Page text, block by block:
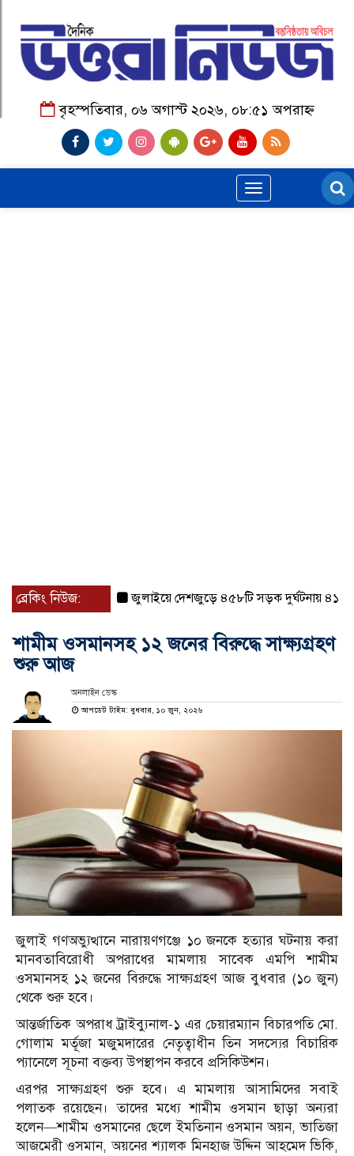
বৃহস্পতিবার, ০৬ অগাস্ট ২০২৬, ০৮:৫১ অপরাহ্ন
Toggle
navigation
ব্রেকিং নিউজ: জুলাইয়ে দেশজুড়ে ৪৫৮টি সড়ক দুর্ঘটনায় ৪১৬ জন
শামীম ওসমানসহ ১২ জনের বিরুদ্ধে সাক্ষ্যগ্রহণ
শুরু আজ
অনলাইন ডেস্ক
আপডেট টাইম: বুধবার, ১০ জুন, ২০২৬
জুলাই গণঅভ্যুত্থানে নারায়ণগঞ্জে ১০ জনকে হত্যার ঘটনায় করা
মানবতাবিরোধী অপরাধের মামলায় সাবেক এমপি শামীম
ওসমানসহ ১২ জনের বিরুদ্ধে সাক্ষ্যগ্রহণ আজ বুধবার (১০ জুন)
থেকে শুরু হবে।
আন্তর্জাতিক অপরাধ ট্রাইব্যুনাল-১ এর চেয়ারম্যান বিচারপতি মো.
গোলাম মর্তূজা মজুমদারের নেতৃত্বাধীন তিন সদস্যের বিচারিক
প্যানেলে সূচনা বক্তব্য উপস্থাপন করবে প্রসিকিউশন।
এরপর সাক্ষ্যগ্রহণ শুরু হবে। এ মামলায় আসামিদের সবাই
পলাতক রয়েছেন। তাদের মধ্যে শামীম ওসমান ছাড়া অন্যরা
হলেন—শামীম ওসমানের ছেলে ইমতিনান ওসমান অয়ন, ভাতিজা
আজমেরী ওসমান, অয়নের শ্যালক মিনহাজ উদ্দিন আহমেদ ভিকি,